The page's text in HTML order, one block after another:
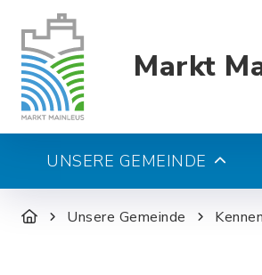
Markt
UNSERE GEMEINDE
Unsere Gemeinde